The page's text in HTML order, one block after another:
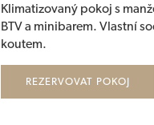
Klimatizovaný pokoj s
BTV a minibarem. Vlastní
koutem.
REZERVOVAT POKOJ